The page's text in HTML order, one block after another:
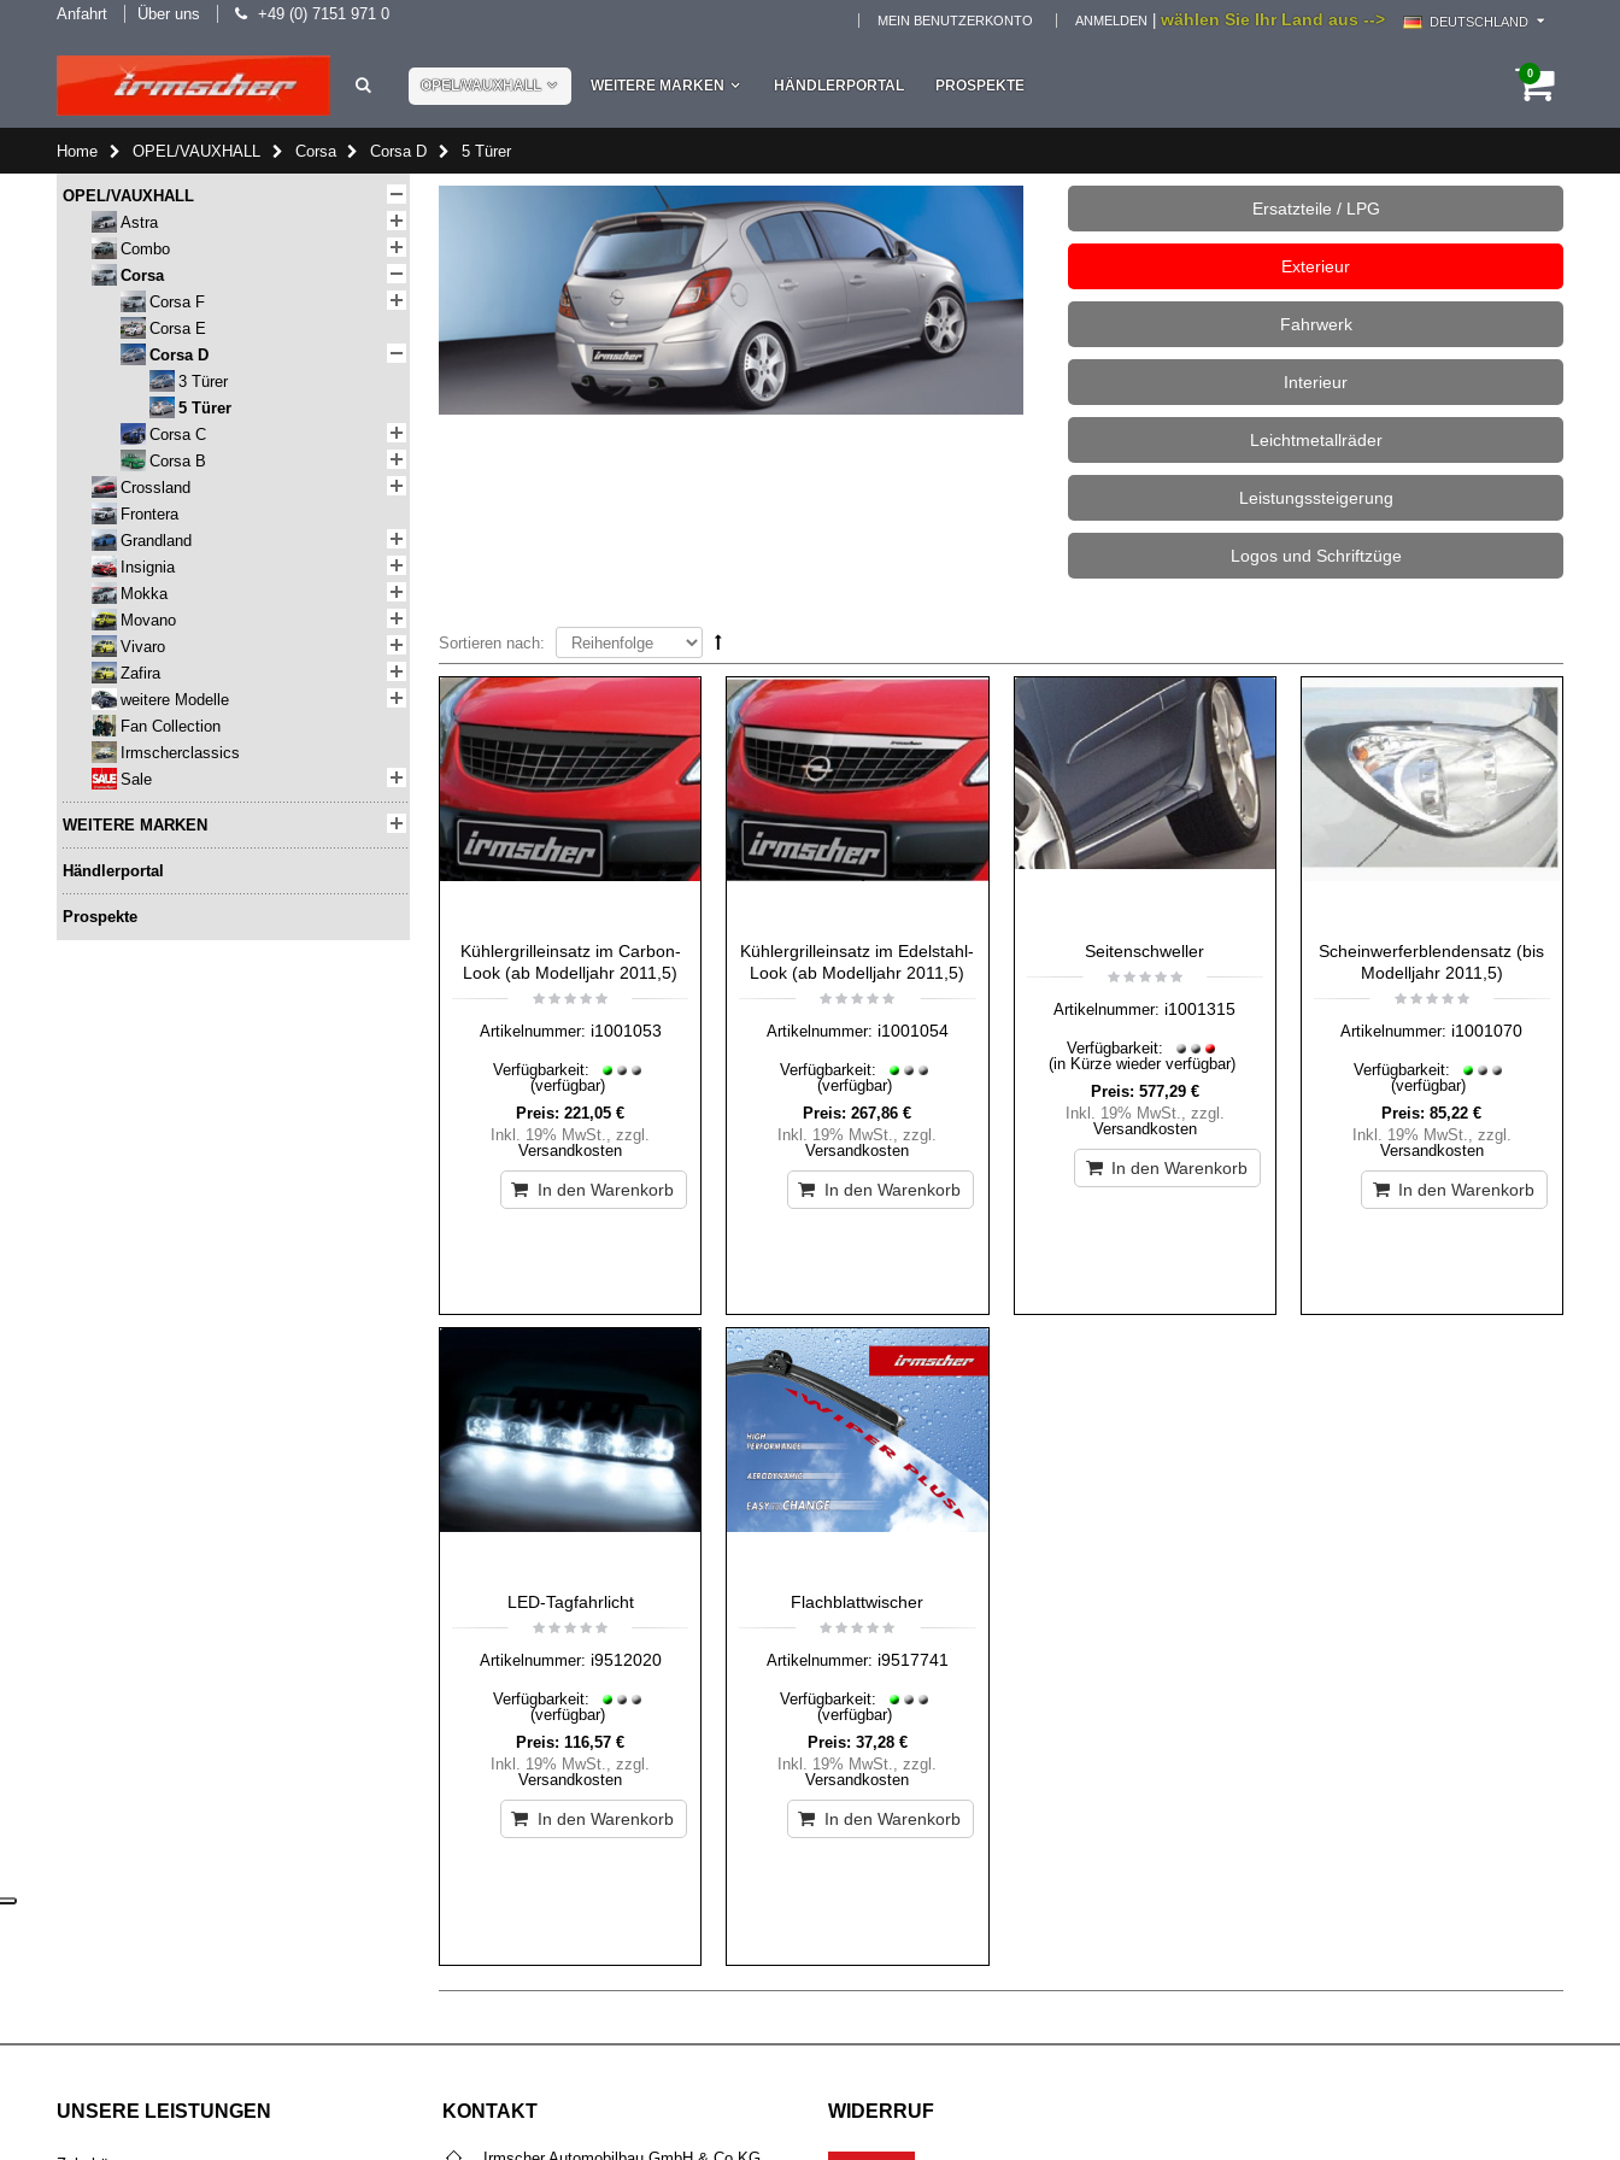
Anfahrt Über uns +49 (0) 7151 971 0 wählen Sie Ihr Land aus --> DEUTSCHLAND
MEIN BENUTZERKONTO ANMELDEN
0
OPEL/VAUXHALL WEITERE MARKEN HÄNDLERPORTAL PROSPEKTE
Home OPEL/VAUXHALL Corsa Corsa D 5 Türer
Ersatzteile / LPG
Exterieur
Fahrwerk
Interieur
Leichtmetallräder
Leistungssteigerung
Logos und Schriftzüge
Sortieren nach:
Kühlergrilleinsatz im Carbon-
Look (ab Modelljahr 2011,5)
Artikelnummer: i1001053
Verfügbarkeit:
(verfügbar)
Preis: 221,05 €
Inkl. 19% MwSt.,zzgl.
Versandkosten
In den Warenkorb
Kühlergrilleinsatz im Edelstahl-
Look (ab Modelljahr 2011,5)
Artikelnummer: i1001054
Verfügbarkeit:
(verfügbar)
Preis: 267,86 €
Inkl. 19% MwSt.,zzgl.
Versandkosten
In den Warenkorb
Seitenschweller
Artikelnummer: i1001315
Verfügbarkeit:
(in Kürze wieder verfügbar)
Preis: 577,29 €
Inkl. 19% MwSt., zzgl.
Versandkosten
In den Warenkorb
Scheinwerferblendensatz (bis
Modelljahr 2011,5)
Artikelnummer: i1001070
Verfügbarkeit:
(verfügbar)
Preis: 85,22 €
Inkl. 19% MwSt., zzgl.
Versandkosten
In den Warenkorb
LED-Tagfahrlicht
Artikelnummer: i9512020
Verfügbarkeit:
(verfügbar)
Preis: 116,57 €
Inkl. 19% MwSt.,zzgl.
Versandkosten
In den Warenkorb
Flachblattwischer
Artikelnummer: i9517741
Verfügbarkeit:
(verfügbar)
Preis: 37,28 €
Inkl. 19% MwSt.,zzgl.
Versandkosten
In den Warenkorb
OPEL/VAUXHALL
Astra
Combo
Corsa
Corsa F
Corsa E
Corsa D
3 Türer
5 Türer
Corsa C
Corsa B
Crossland
Frontera
Grandland
Insignia
Mokka
Movano
Vivaro
Zafira
weitere Modelle
Fan Collection
Irmscherclassics
Sale
WEITERE MARKEN
Händlerportal
Prospekte
UNSERE LEISTUNGEN KONTAKT WIDERRUF